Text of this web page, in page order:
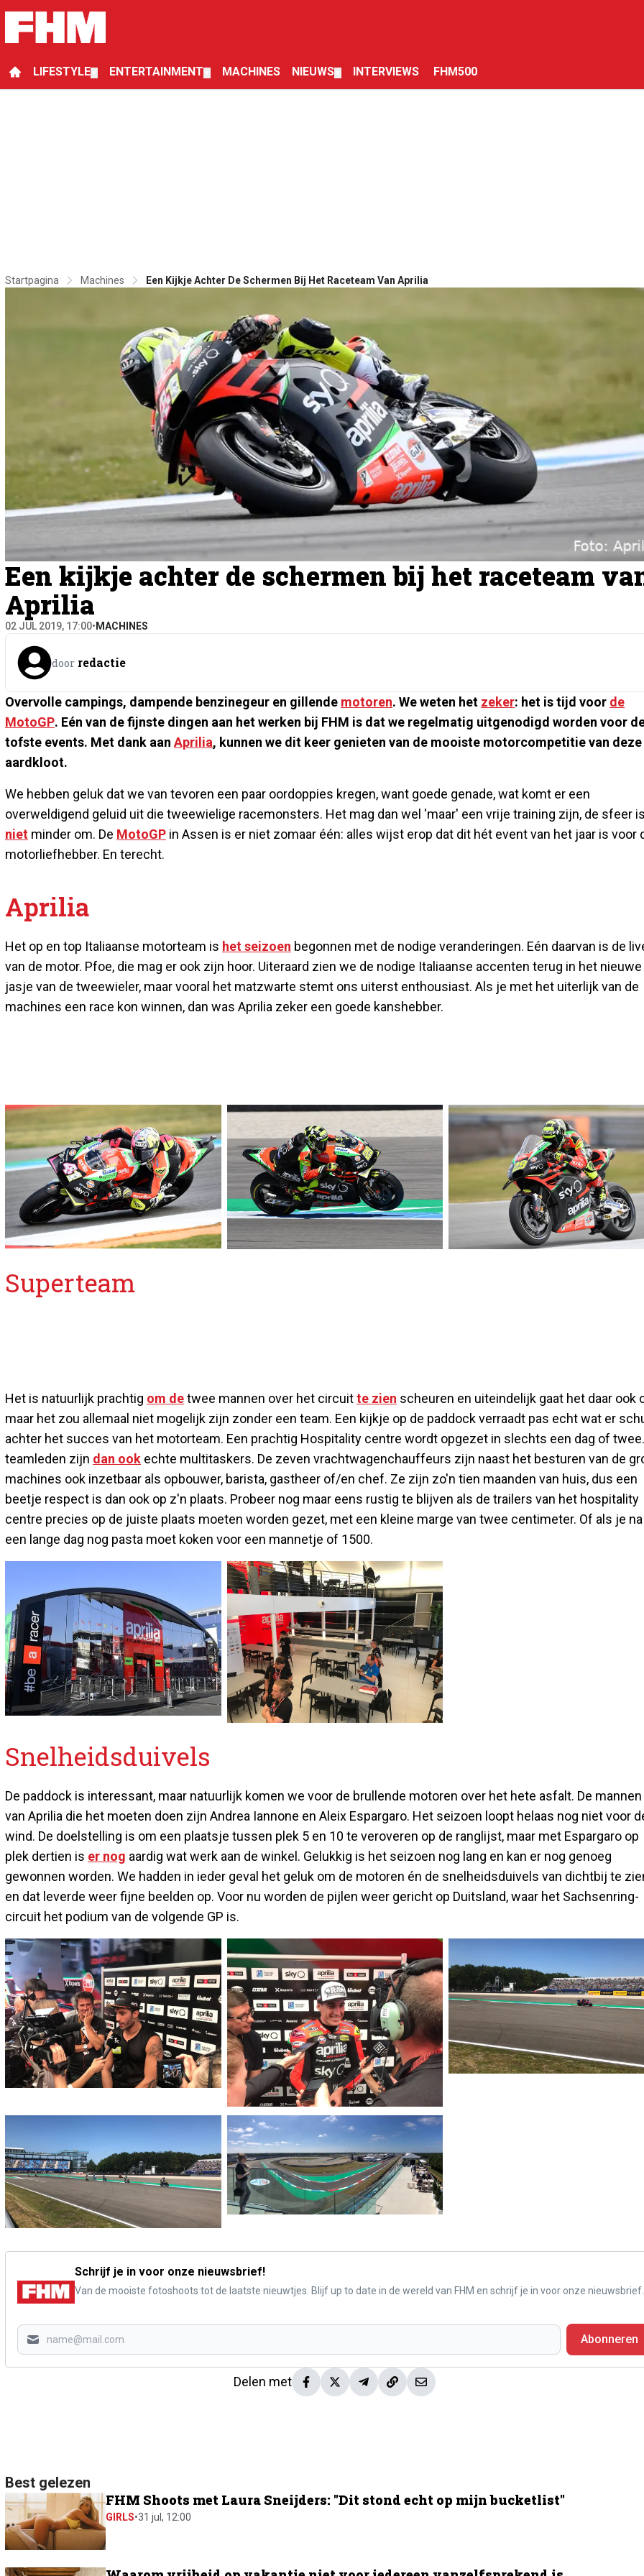
LIFESTYLE ENTERTAINMENT MACHINES NIEUWS INTERVIEWS FHM500
Startpagina Machines Een Kijkje Achter De Schermen Bij Het Raceteam Van Aprilia
Een kijkje achter de schermen bij het raceteam
Aprilia
02 JUL 2019, 17:00• MACHINES
door redactie
Overvolle campings, dampende benzinegeur en gillende motoren. We weten het zeker: het is tijd voor de
MotoGP. Eén van de fijnste dingen aan het werken bij FHM is dat we regelmatig uitgenodigd worden voor
tofste events. Met dank aan Aprilia, kunnen we dit keer genieten van de mooiste motorcompetitie van deze
aardkloot.
We hebben geluk dat we van tevoren een paar oordoppies kregen, want goede genade, wat komt er een
overweldigend geluid uit die tweewielige racemonsters. Het mag dan wel 'maar' een vrije training zijn, de sfeer
niet minder om. De MotoGP in Assen is er niet zomaar één: alles wijst erop dat dit hét event van het jaar is voor
motorliefhebber. En terecht.
Aprilia
Het op en top Italiaanse motorteam is het seizoen begonnen met de nodige veranderingen. Eén daarvan is de
van de motor. Pfoe, die mag er ook zijn hoor. Uiteraard zien we de nodige Italiaanse accenten terug in het nieuwe
jasje van de tweewieler, maar vooral het matzwarte stemt ons uiterst enthousiast. Als je met het uiterlijk van de
machines een race kon winnen, dan was Aprilia zeker een goede kanshebber.
Superteam
Het is natuurlijk prachtig om detwee mannen over het circuitte zien scheuren en uiteindelijk gaat het daar ook
maar het zou allemaal niet mogelijk zijn zonder een team. Een kijkje op de paddock verraadt pas echt wat er
achter het succes van het motorteam. Een prachtig Hospitality centre wordt opgezet in slechts een dag of
teamleden zijn dan ook echte multitaskers. De zeven vrachtwagenchauffeurs zijn naast het besturen van de
machines ook inzetbaar als opbouwer, barista, gastheer of/en chef. Ze zijn zo'n tien maanden van huis, dus een
beetje respect is dan ook op z'n plaats. Probeer nog maar eens rustig te blijven als de trailers van het hospitality
centre precies op de juiste plaats moeten worden gezet, met een kleine marge van twee centimeter. Of als je na
een lange dag nog pasta moet koken voor een mannetje of 1500.
Snelheidsduivels
De paddock is interessant, maar natuurlijk komen we voor de brullende motoren over het hete asfalt. De mannen
van Aprilia die het moeten doen zijn Andrea Iannone en Aleix Espargaro. Het seizoen loopt helaas nog niet voor
wind. De doelstelling is om een plaatsje tussen plek 5 en 10 te veroveren op de ranglijst, maar met Espargaro op
plek dertien is er nog aardig wat werk aan de winkel. Gelukkig is het seizoen nog lang en kan er nog genoeg
gewonnen worden. We hadden in ieder geval het geluk om de motoren én de snelheidsduivels van dichtbij te
en dat leverde weer fijne beelden op. Voor nu worden de pijlen weer gericht op Duitsland, waar het Sachsenring-
circuit het podium van de volgende GP is.
Schrijf je in voor onze nieuwsbrief!
Van de mooiste fotoshoots tot de laatste nieuwtjes. Blijf up to date in de wereld van FHM en schrijf je in voor onze nieuwsbrief.
Abonneren
Delen met
Best gelezen
FHM Shoots met Laura Sneijders: "Dit stond echt op mijn bucketlist"
GIRLS•31 jul, 12:00